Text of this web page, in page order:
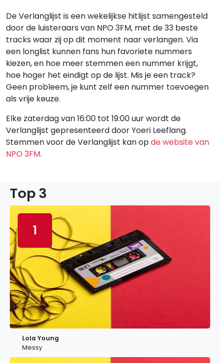
De Verlanglijst is een wekelijkse hitlijst samengesteld
door de luisteraars van NPO 3FM, met de 33 beste
tracks waar zij op dit moment naar verlangen. Via
een longlist kunnen fans hun favoriete nummers
kiezen, en hoe meer stemmen een nummer krijgt,
hoe hoger het eindigt op de lijst. Mis je een track?
Geen probleem, je kunt zelf een nummer toevoegen
als vrije keuze.
Elke zaterdag van 16:00 tot 19:00 uur wordt de
Verlanglijst gepresenteerd door Yoeri Leeflang.
Stemmen voor de Verlanglijst kan opde website van
NPO 3FM.
Top 3
1
Lola Young
Messy